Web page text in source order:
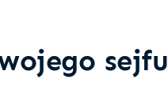
sejfu